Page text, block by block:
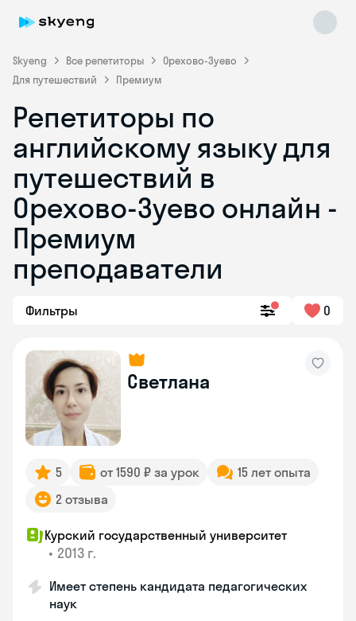
Skyeng Все репетиторы
Орехово-Зуево
Для путешествий
Премиум
Репетиторы по
английскому языку для
путешествий в
Орехово-Зуево онлайн -
Премиум
преподаватели
Фильтры 0
Светлана
5 от 1590 ₽ за урок
15 лет опыта
2 отзыва
Курский государственный университет
• 2013 г.
Имеет степень кандидата педагогических
наук
Skyeng Chat